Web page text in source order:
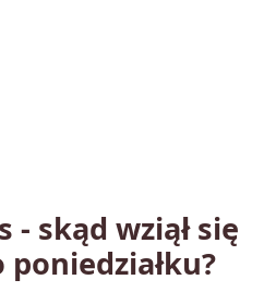
- skąd wziął się